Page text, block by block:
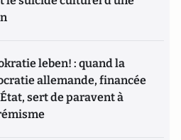
leben! : quand la
allemande, financée
sert de paravent à